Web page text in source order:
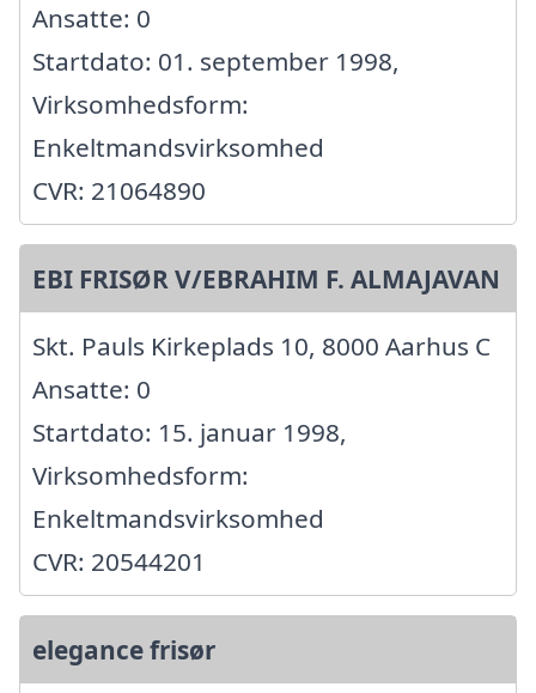
Ansatte: 0
Startdato: 01. september 1998,
Virksomhedsform:
Enkeltmandsvirksomhed
CVR: 21064890
EBI FRISØR V/EBRAHIM F. ALMAJAVAN
Skt. Pauls Kirkeplads 10, 8000 Aarhus C
Ansatte: 0
Startdato: 15. januar 1998,
Virksomhedsform:
Enkeltmandsvirksomhed
CVR: 20544201
elegance frisør